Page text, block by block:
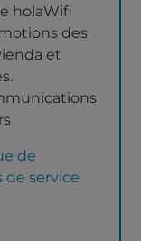
holaWifi
des
et
de
de service